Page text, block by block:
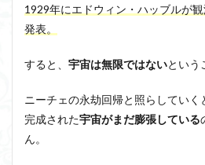
1929年にエドウィン・ハッブルが
発表。
すると、 宇宙は無限ではないという
ニーチェの永劫回帰と照らしてい
完成された宇宙がまだ膨張している
ん。